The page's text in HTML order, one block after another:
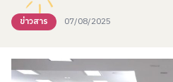
ข่าวสาร 07/08/2025